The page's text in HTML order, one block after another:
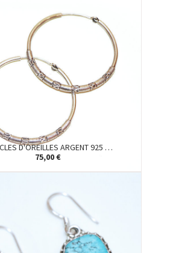
D'OREILLES ARGENT 925 …
75,00 €